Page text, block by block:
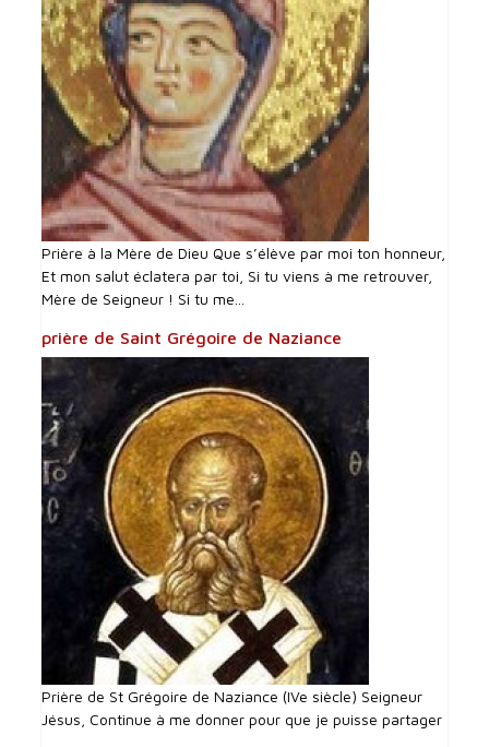
Prière à la Mère de Dieu Que s’élève par moi ton honneur,
Et mon salut éclatera par toi, Si tu viens à me retrouver,
Mère de Seigneur ! Si tu me...
prière de Saint Grégoire de Naziance
Prière de St Grégoire de Naziance (IVe siècle) Seigneur
Jésus, Continue à me donner pour que je puisse partager